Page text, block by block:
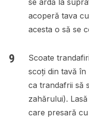
se ardă la
acoperă tava
acesta o să se
Scoate
scoți din tavă în
ca trandafrii să
zahărului).
care presară